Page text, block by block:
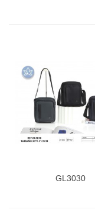
GL3030